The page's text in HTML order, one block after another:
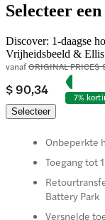
Selecteer
Discover: 1-daagse
Vrijheidsbeeld &
vanafORIGINAL PRICE$
$ 90,34
7%
Selecteer
Onbeperkte
Toegang tot
Battery Park
Versnelde